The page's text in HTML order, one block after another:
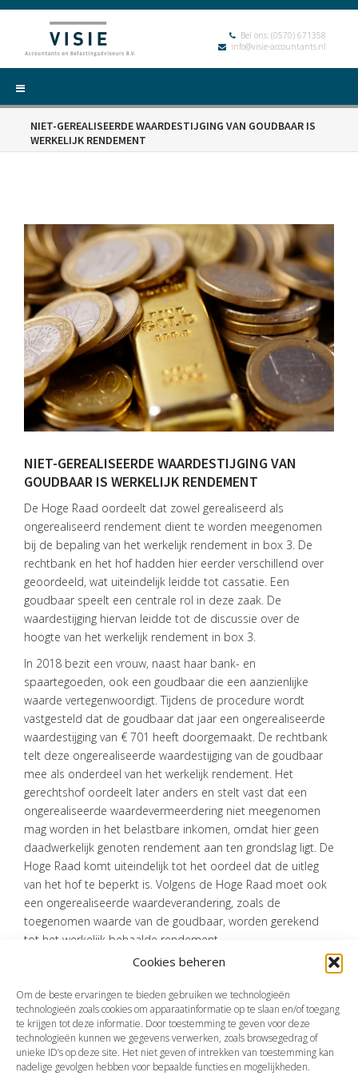
Cookies beheren
Om de beste ervaringen te bieden gebruiken we technologieën
technologieën zoals cookies om apparaatinformatie op te slaan en/of toegang
te krijgen tot deze informatie. Door toestemming te geven voor deze
technologieën kunnen we gegevens verwerken, zoals browsegedrag of
unieke ID’s op deze site. Het niet geven of intrekken van toestemming kan
nadelige gevolgen hebben voor bepaalde functies en mogelijkheden.
Bel ons: (0570) 671358
info@visie-accountants.nl
HOME
DIENSTEN
OVER
VISIE
ONS
TEAM
ACTUEEL
VACATURES
CONTACT
NIET-GEREALISEERDE WAARDESTIJGING VAN GOUDBAAR IS
WERKELIJK RENDEMENT
NIET-GEREALISEERDE WAARDESTIJGING VAN
GOUDBAAR IS WERKELIJK RENDEMENT
De Hoge Raad oordeelt dat zowel gerealiseerd als
ongerealiseerd rendement dient te worden meegenomen
bij de bepaling van het werkelijk rendement in box 3. De
rechtbank en het hof hadden hier eerder verschillend over
geoordeeld, wat uiteindelijk leidde tot cassatie. Een
goudbaar speelt een centrale rol in deze zaak. De
waardestijging hiervan leidde tot de discussie over de
hoogte van het werkelijk rendement in box 3.
In 2018 bezit een vrouw, naast haar bank- en
spaartegoeden, ook een goudbaar die een aanzienlijke
waarde vertegenwoordigt. Tijdens de procedure wordt
vastgesteld dat de goudbaar dat jaar een ongerealiseerde
waardestijging van € 701 heeft doorgemaakt. De rechtbank
telt deze ongerealiseerde waardestijging van de goudbaar
mee als onderdeel van het werkelijk rendement. Het
gerechtshof oordeelt later anders en stelt vast dat een
ongerealiseerde waardevermeerdering niet meegenomen
mag worden in het belastbare inkomen, omdat hier geen
daadwerkelijk genoten rendement aan ten grondslag ligt. De
Hoge Raad komt uiteindelijk tot het oordeel dat de uitleg
van het hof te beperkt is. Volgens de Hoge Raad moet ook
een ongerealiseerde waardeverandering, zoals de
toegenomen waarde van de goudbaar, worden gerekend
tot het werkelijk behaalde rendement.
Vorige Volgende